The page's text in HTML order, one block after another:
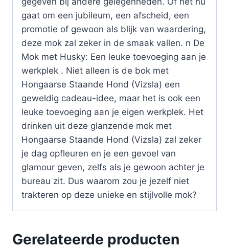
gaat om een jubileum, een afscheid, een
promotie of gewoon als blijk van waardering,
deze mok zal zeker in de smaak vallen. n De
Mok met Husky: Een leuke toevoeging aan je
werkplek . Niet alleen is de bok met
Hongaarse Staande Hond (Vizsla) een
geweldig cadeau-idee, maar het is ook een
leuke toevoeging aan je eigen werkplek. Het
drinken uit deze glanzende mok met
Hongaarse Staande Hond (Vizsla) zal zeker
je dag opfleuren en je een gevoel van
glamour geven, zelfs als je gewoon achter je
bureau zit. Dus waarom zou je jezelf niet
trakteren op deze unieke en stijlvolle mok?
Gerelateerde producten